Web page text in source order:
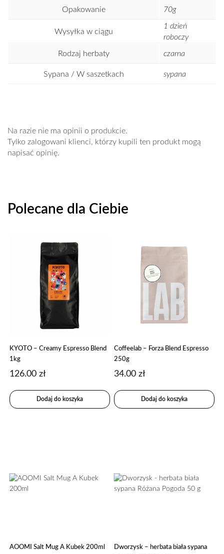
Opakowanie 70g
Wysyłka w ciągu
1 dzień
roboczy
Rodzaj herbaty czarna
Sypana / W saszetkach sypana
Na razie nie ma opinii o produkcie.
Tylko zalogowani klienci, którzy kupili ten produkt mogą
napisać opinię.
Polecane dla Ciebie
KYOTO – Creamy Espresso Blend
1kg
126.00zł
Dodaj do koszyka
Coffeelab – Forza Blend Espresso
250g
34.00zł
Dodaj do koszyka
AOOMI Salt Mug A Kubek 200ml
Dworzysk – herbata biała sypana